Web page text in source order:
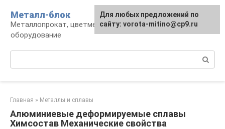
контенту
Металл-блок
Металлопрокат, цветмет, обработка и
оборудование
Главная » Металлы и сплавы
Алюминиевые деформируемые сплавы
Химсостав Механические свойства
Для любых предложений по
сайту: vorota-mitino@cp9.ru